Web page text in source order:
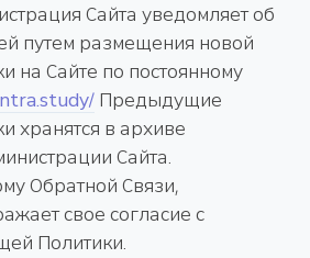
Сайта уведомляет об
путем размещения новой
на Сайте по постоянному
Предыдущие
хранятся в архиве
Сайта.
Обратной Связи,
свое согласие с
Политики.